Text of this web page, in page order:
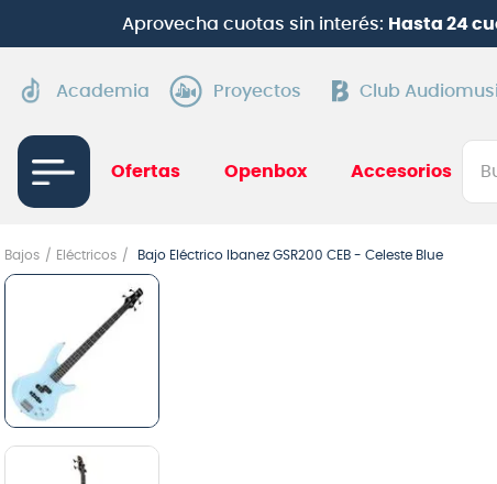
Aprovecha cuotas sin interés: Hasta 24
Academia Proyectos Club
Ofertas Openbox Accesorios
Bajos Eléctricos Bajo Eléctrico Ibanez GSR200 CEB - Celeste Blue1